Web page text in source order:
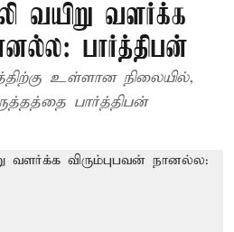
வயிறு வளர்க்க
பார்த்திபன்
உள்ளான நிலையில்,
பார்த்திபன்